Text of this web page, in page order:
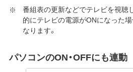
番組表の更新などでテレビを視聴
的にテレビの電源がONになった
なります。
パソコンのON・OFFにも連動